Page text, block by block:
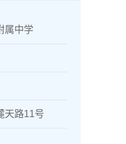
属中学
天路11号